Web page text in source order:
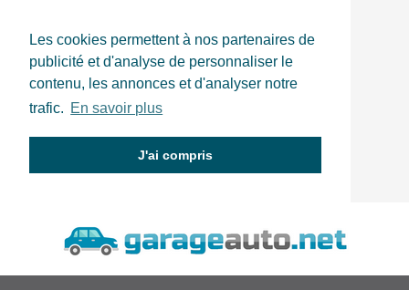
Les cookies permettent à nos partenaires de
publicité et d'analyse de personnaliser le
contenu, les annonces et d'analyser notre
trafic. En savoir plus
J'ai compris